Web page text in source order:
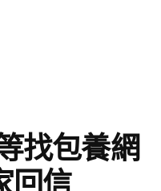
找包養網
回信